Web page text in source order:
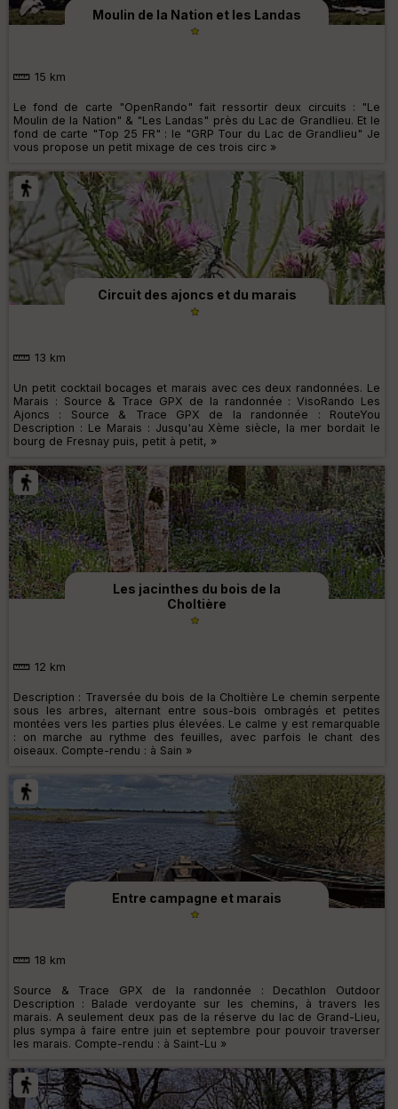
Moulin de la Nation et les Landas
15 km
Le fond de carte "OpenRando" fait ressortir deux circuits : "Le
Moulin de la Nation" & "Les Landas" près du Lac de Grandlieu. Et le
fond de carte "Top 25 FR" : le "GRP Tour du Lac de Grandlieu" Je
vous propose un petit mixage de ces trois circ »
Circuit des ajoncs et du marais
13 km
Un petit cocktail bocages et marais avec ces deux randonnées. Le
Marais : Source & Trace GPX de la randonnée : VisoRando Les
Ajoncs : Source & Trace GPX de la randonnée : RouteYou
Description : Le Marais : Jusqu'au Xème siècle, la mer bordait le
bourg de Fresnay puis, petit à petit, »
Les jacinthes du bois de la
Choltière
12 km
Description : Traversée du bois de la Choltière Le chemin serpente
sous les arbres, alternant entre sous-bois ombragés et petites
montées vers les parties plus élevées. Le calme y est remarquable
: on marche au rythme des feuilles, avec parfois le chant des
oiseaux. Compte-rendu : à Sain »
Entre campagne et marais
18 km
Source & Trace GPX de la randonnée : Decathlon Outdoor
Description : Balade verdoyante sur les chemins, à travers les
marais. A seulement deux pas de la réserve du lac de Grand-Lieu,
plus sympa à faire entre juin et septembre pour pouvoir traverser
les marais. Compte-rendu : à Saint-Lu »